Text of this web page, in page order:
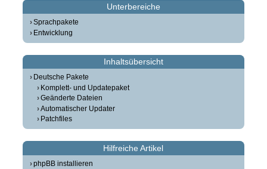
Unterbereiche
Sprachpakete
Entwicklung
Inhaltsübersicht
Deutsche Pakete
Komplett- und Updatepaket
Geänderte Dateien
Automatischer Updater
Patchfiles
Hilfreiche Artikel
phpBB installieren